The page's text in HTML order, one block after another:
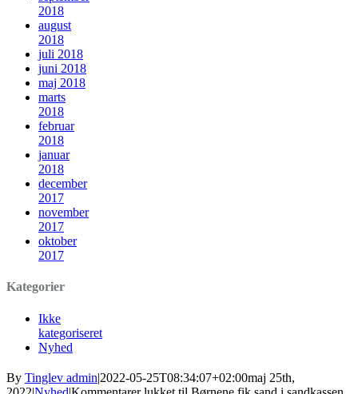
2018
august
2018
juli 2018
juni 2018
maj 2018
marts
2018
februar
2018
januar
2018
december
2017
november
2017
oktober
2017
Kategorier
Ikke
kategoriseret
Nyhed
By Tinglev admin|2022-05-25T08:34:07+02:00maj 25th,